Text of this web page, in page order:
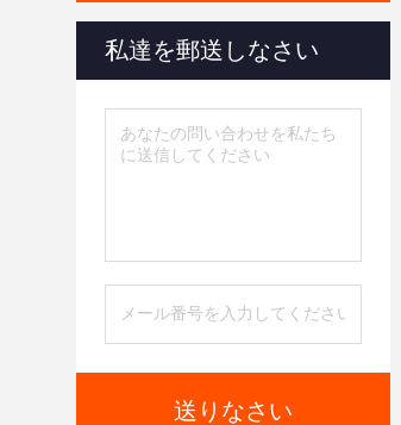
私達を郵送しなさい
送りなさい